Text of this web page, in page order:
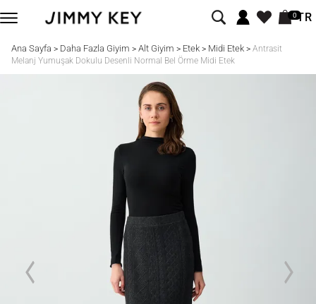
0TR
Ana Sayfa > Daha Fazla Giyim > Alt Giyim > Etek> Midi Etek> Antrasit
Melanj Yumuşak Dokulu Desenli Normal Bel Örme Midi Etek